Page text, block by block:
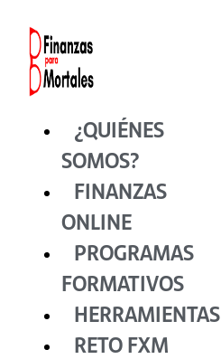
contenido
¿QUIÉNES
SOMOS?
FINANZAS
ONLINE
PROGRAMAS
FORMATIVOS
HERRAMIENTAS
RETO FXM